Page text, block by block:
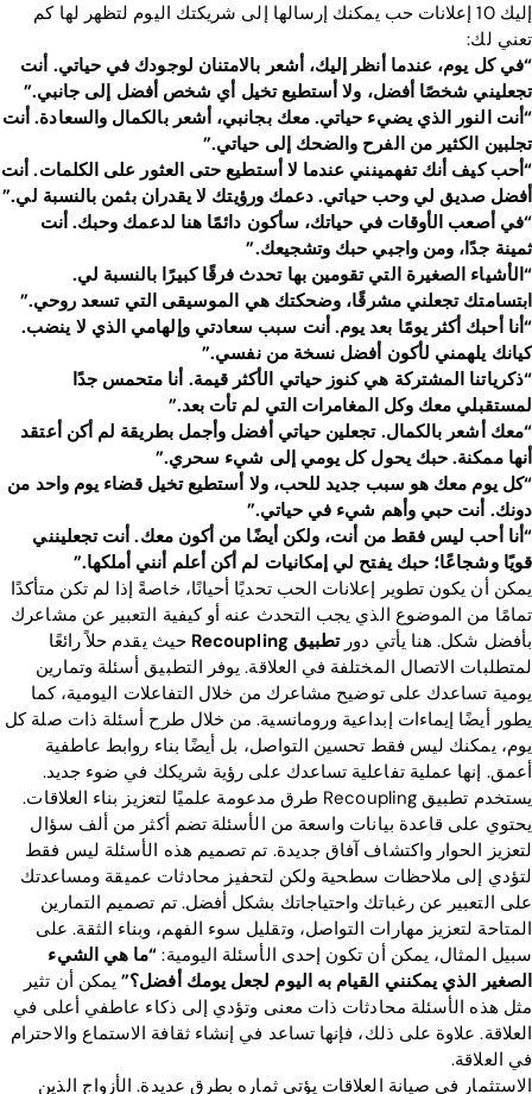
إليك 10 إعلانات حب يمكنك إرسالها إلى شريكتك اليوم لتظهر لها كم
تعني لك:
“في كل يوم، عندما أنظر إليك، أشعر بالامتنان لوجودك في حياتي. أنت
تجعليني شخصًا أفضل، ولا أستطيع تخيل أي شخص أفضل إلى جانبي.”
“أنت النور الذي يضيء حياتي. معك بجانبي، أشعر بالكمال والسعادة. أنت
تجلبين الكثير من الفرح والضحك إلى حياتي.”
“أحب كيف أنك تفهمينني عندما لا أستطيع حتى العثور على الكلمات. أنت
أفضل صديق لي وحب حياتي. دعمك ورؤيتك لا يقدران بثمن بالنسبة لي.”
“في أصعب الأوقات في حياتك، سأكون دائمًا هنا لدعمك وحبك. أنت
ثمينة جدًا، ومن واجبي حبك وتشجيعك.”
“الأشياء الصغيرة التي تقومين بها تحدث فرقًا كبيرًا بالنسبة لي.
ابتسامتك تجعلني مشرقًا، وضحكتك هي الموسيقى التي تسعد روحي.”
“أنا أحبك أكثر يومًا بعد يوم. أنت سبب سعادتي وإلهامي الذي لا ينضب.
كيانك يلهمني لأكون أفضل نسخة من نفسي.”
“ذكرياتنا المشتركة هي كنوز حياتي الأكثر قيمة. أنا متحمس جدًا
لمستقبلي معك وكل المغامرات التي لم تأت بعد.”
“معك أشعر بالكمال. تجعلين حياتي أفضل وأجمل بطريقة لم أكن أعتقد
أنها ممكنة. حبك يحول كل يومي إلى شيء سحري.”
“كل يوم معك هو سبب جديد للحب، ولا أستطيع تخيل قضاء يوم واحد من
دونك. أنت حبي وأهم شيء في حياتي.”
“أنا أحب ليس فقط من أنت، ولكن أيضًا من أكون معك. أنت تجعلينني
قويًا وشجاعًا؛ حبك يفتح لي إمكانيات لم أكن أعلم أنني أملكها.”
يمكن أن يكون تطوير إعلانات الحب تحديًا أحيانًا، خاصةً إذا لم تكن متأكدًا
تمامًا من الموضوع الذي يجب التحدث عنه أو كيفية التعبير عن مشاعرك
بأفضل شكل. هنا يأتي دورتطبيق Recoupling
حيث يقدم حلاً رائعًا
لمتطلبات الاتصال المختلفة في العلاقة. يوفر التطبيق أسئلة وتمارين
يومية تساعدك على توضيح مشاعرك من خلال التفاعلات اليومية، كما
يطور أيضًا إيماءات إبداعية ورومانسية. من خلال طرح أسئلة ذات صلة كل
يوم، يمكنك ليس فقط تحسين التواصل، بل أيضًا بناء روابط عاطفية
أعمق. إنها عملية تفاعلية تساعدك على رؤية شريكك في ضوء جديد.
يستخدم تطبيق Recoupling طرق مدعومة علميًا لتعزيز بناء العلاقات.
يحتوي على قاعدة بيانات واسعة من الأسئلة تضم أكثر من ألف سؤال
لتعزيز الحوار واكتشاف آفاق جديدة. تم تصميم هذه الأسئلة ليس فقط
لتؤدي إلى ملاحظات سطحية ولكن لتحفيز محادثات عميقة ومساعدتك
على التعبير عن رغباتك واحتياجاتك بشكل أفضل. تم تصميم التمارين
المتاحة لتعزيز مهارات التواصل، وتقليل سوء الفهم، وبناء الثقة. على
سبيل المثال، يمكن أن تكون إحدى الأسئلة اليومية: “ما هي الشيء
الصغير الذي يمكنني القيام به اليوم لجعل يومك أفضل؟”يمكن أن تثير
مثل هذه الأسئلة محادثات ذات معنى وتؤدي إلى ذكاء عاطفي أعلى في
العلاقة. علاوة على ذلك، فإنها تساعد في إنشاء ثقافة الاستماع والاحترام
في العلاقة.
الاستثمار في صيانة العلاقات يؤتي ثماره بطرق عديدة. الأزواج الذين